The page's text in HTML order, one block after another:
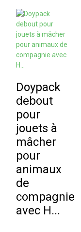
Doypack
debout
pour
jouets à
mâcher
pour
animaux
de
compagnie
avec H...